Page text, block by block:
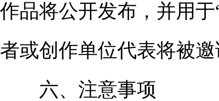
作品将公开发布，并用
者或创作单位代表将被
六、注意事项